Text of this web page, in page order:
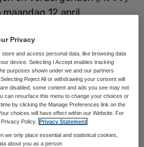
12 april
heeft de erepenning
zijn bijdrage aan de
van verpleegkundigen
en aan de bestaansgrond
Privacy
store and access personal data, like browsing data
device. Selecting I Accept enables tracking
purposes shown under we and our partners
Reject All or withdrawing your consent will
disabled, some content and ads you see may not
can resurface this menu to change your choices or
by clicking the Manage Preferences link on the
choices will have effect within our Website. For
Policy.
Privacy Statement
we only place essential and statistical cookies,
about you as a person